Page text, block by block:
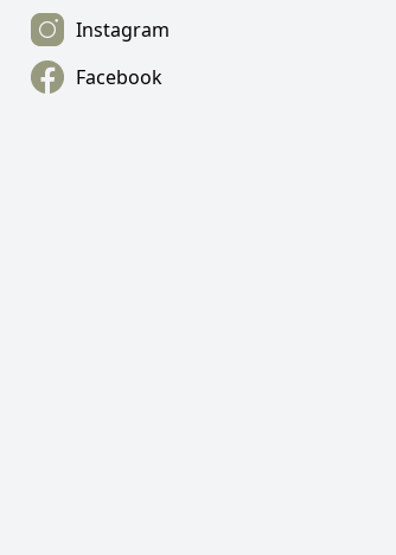
Instagram
Facebook